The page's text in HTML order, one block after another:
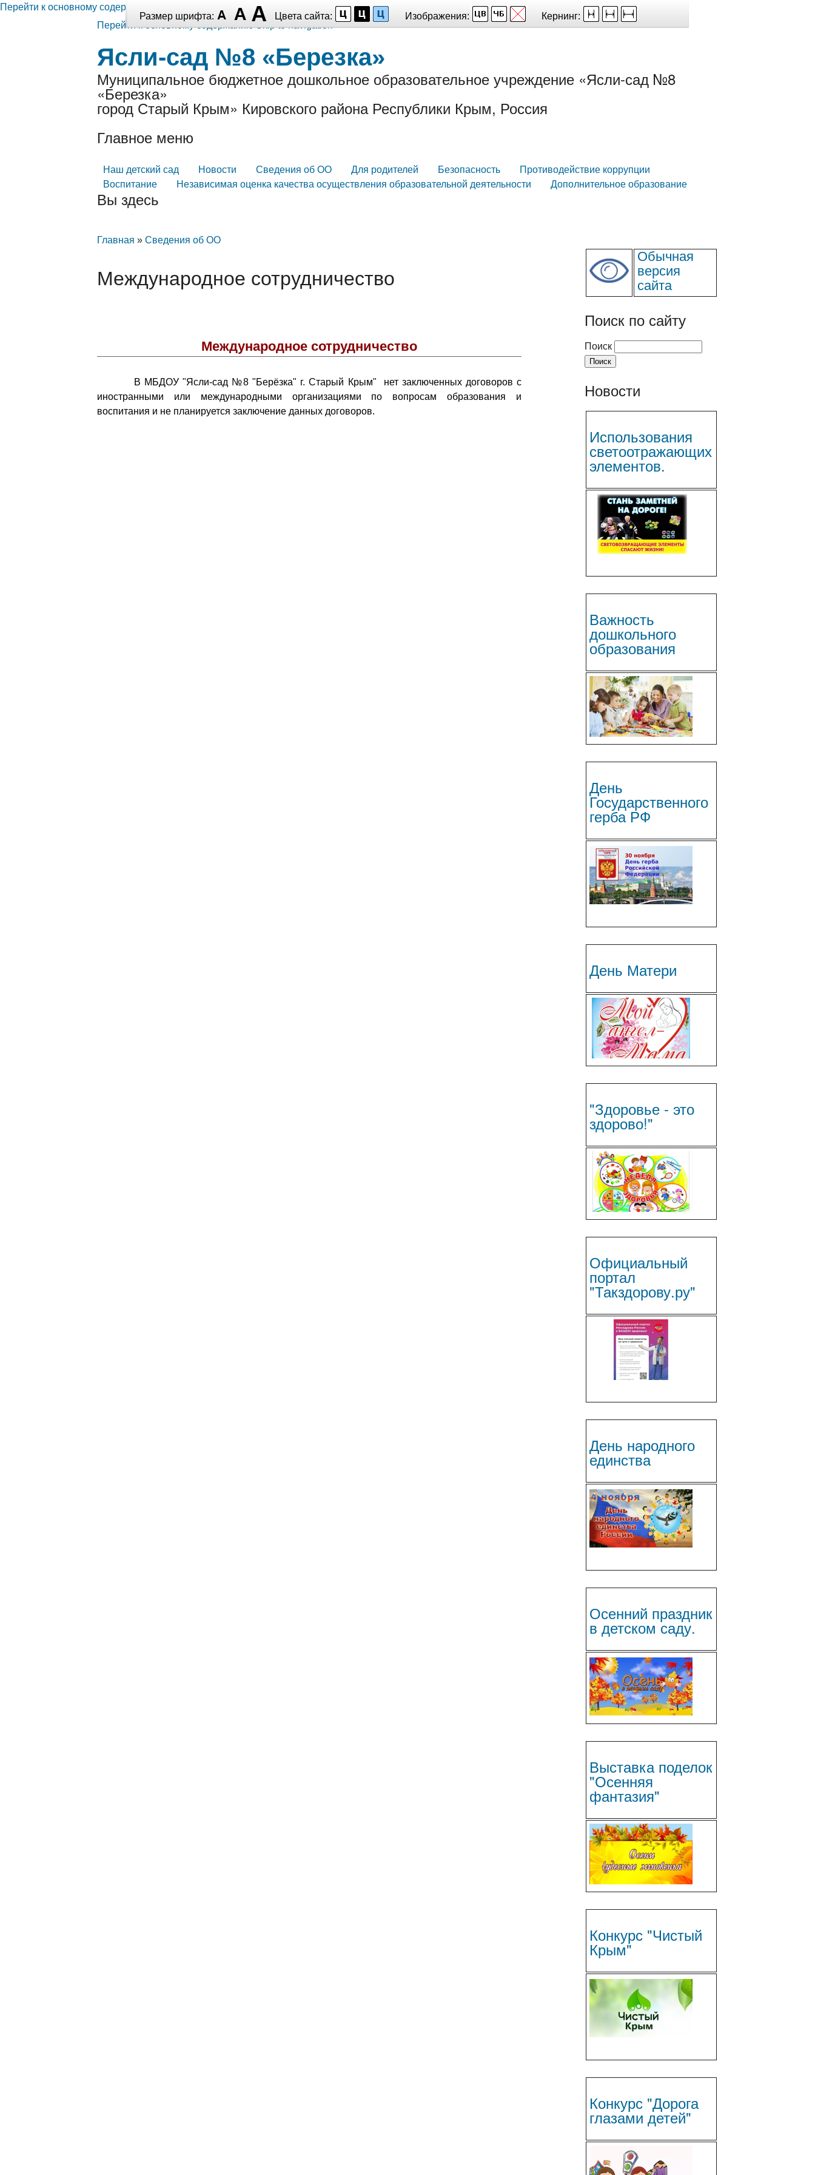
Перейти к основному содержанию
Размер шрифта:
Цвета сайта: Изображения:
Кернинг:
Перейти к основному содержанию Skip to navigation
Ясли-сад №8 «Березка»
Муниципальное бюджетное дошкольное образовательное учреждение «Ясли-сад №8
«Березка»
город Старый Крым» Кировского района Республики Крым, Россия
Главное меню
Наш детский сад Новости Сведения об ОО Для родителей Безопасность
Противодействие коррупции
Воспитание
Независимая оценка качества осуществления образовательной деятельности Дополнительное образование
Вы здесь
Главная » Сведения об ОО
Международное сотрудничество
Международное сотрудничество
В МБДОУ "Ясли-сад №8 "Берёзка" г. Старый Крым" нет заключенных договоров с
иностранными или международными организациями по вопросам образования и
воспитания и не планируется заключение данных договоров.
Обычная
версия
сайта
Поиск по сайту
Поиск
Новости
Использования
светоотражающих
элементов.
Важность
дошкольного
образования
День
Государственного
герба РФ
День Матери
"Здоровье - это
здорово!"
Официальный
портал
"Такздорову.ру"
День народного
единства
Осенний праздник
в детском саду.
Выставка поделок
"Осенняя
фантазия"
Конкурс "Чистый
Крым"
Конкурс "Дорога
глазами детей"